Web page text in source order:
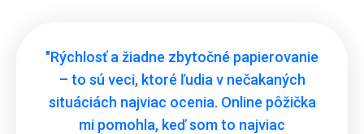
"Rýchlosť a žiadne zbytočné papierovanie
– to sú veci, ktoré ľudia v nečakaných
situáciách najviac ocenia. Online pôžička
mi pomohla, keď som to najviac